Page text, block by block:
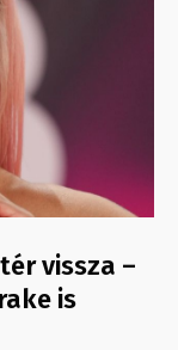
vissza –
is